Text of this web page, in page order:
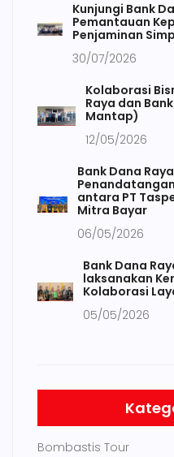
Kunjungi Bank
Pemantauan
Penjaminan
30/07/2026
Kolaborasi
Raya dan
Mantap)
12/05/2026
Bank Dana
antara PT
Mitra Bayar
06/05/2026
Bank Dana
laksanakan
Kolaborasi
05/05/2026
Bombastis Tour